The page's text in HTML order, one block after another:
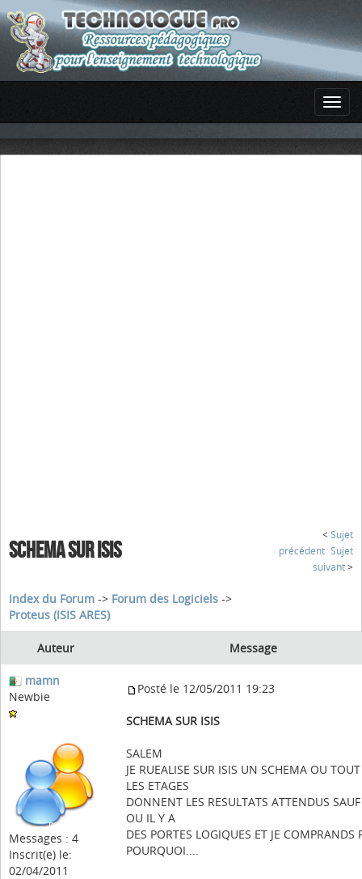
SCHEMA SUR ISIS
< Sujet
précédent Sujet
suivant >
Index du Forum -> Forum des Logiciels ->
Proteus (ISIS ARES)
Auteur Message
mamn
Newbie
Messages : 4
Inscrit(e) le:
02/04/2011
Posté le 12/05/2011 19:23
SCHEMA SUR ISIS
SALEM
JE RUEALISE SUR ISIS UN SCHEMA OU TOUT
LES ETAGES
DONNENT LES RESULTATS ATTENDUS SAUF
OU IL Y A
DES PORTES LOGIQUES ET JE COMPRANDS
POURQUOI....